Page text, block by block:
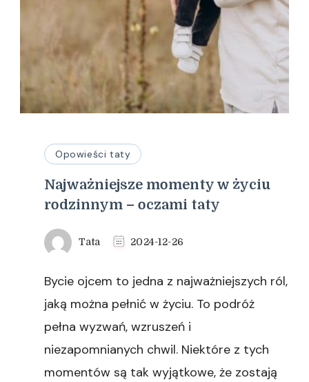
Opowieści taty
Najważniejsze momenty w życiu
rodzinnym – oczami taty
Tata 2024-12-26
Bycie ojcem to jedna z najważniejszych ról,
jaką można pełnić w życiu. To podróż
pełna wyzwań, wzruszeń i
niezapomnianych chwil. Niektóre z tych
momentów są tak wyjątkowe, że zostają